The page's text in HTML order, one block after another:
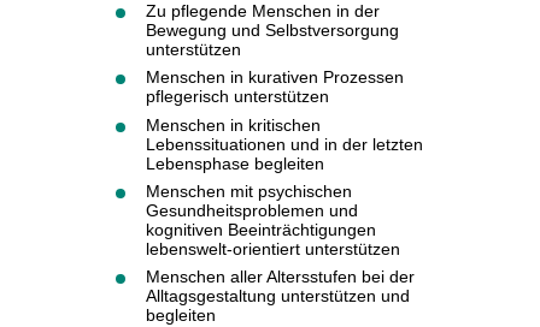
Zu pflegende Menschen in der
Bewegung und Selbstversorgung
unterstützen
Menschen in kurativen Prozessen
pflegerisch unterstützen
Menschen in kritischen
Lebenssituationen und in der letzten
Lebensphase begleiten
Menschen mit psychischen
Gesundheitsproblemen und
kognitiven Beeinträchtigungen
lebenswelt-orientiert unterstützen
Menschen aller Altersstufen bei der
Alltagsgestaltung unterstützen und
begleiten